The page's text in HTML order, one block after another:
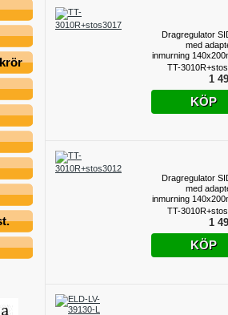
Dragregulator
med
inmurning
anslutningsstos
för
TT-
1
KÖP
Dragregulator
med
inmurning
anslutningsstos
för
TT-
1
KÖP